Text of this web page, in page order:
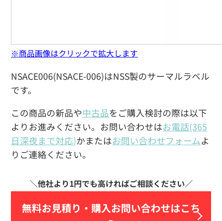
NSACE006(NSACE-006)はNSS製のサーマルラベル
です。
この商品の新品や中古品をご購入検討の際は以下
よりお進みください。お問い合わせはお電話(365
日深夜まで対応)かまたはお問い合わせフォームよ
りご連絡ください。
無料お見積り・ 購入お問い合わせはこち
※商品画像はクリックで拡大します